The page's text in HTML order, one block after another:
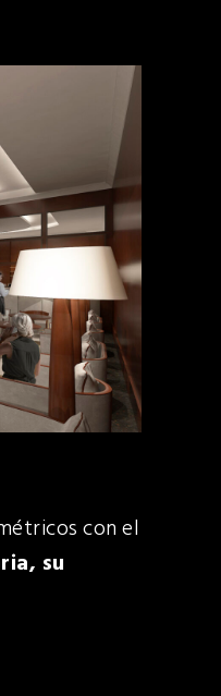
con el
su